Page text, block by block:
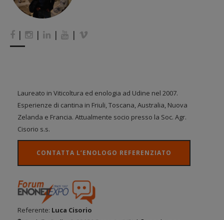
| | | |
Laureato in Viticoltura ed enologia ad Udine nel 2007.
Esperienze di cantina in Friuli, Toscana, Australia, Nuova
Zelanda e Francia. Attualmente socio presso la Soc. Agr.
Cisorio s.s.
CONTATTA L’ENOLOGO REFERENZIATO
Referente: Luca Cisorio